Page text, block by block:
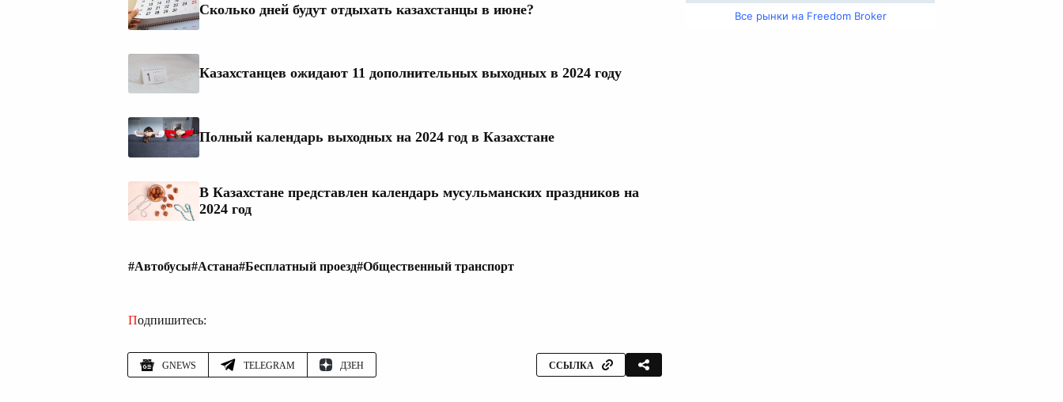
Сколько дней будут отдыхать казахстанцы в июне?
Казахстанцев ожидают 11 дополнительных выходных в 2024 году
Полный календарь выходных на 2024 год в Казахстане
В Казахстане представлен календарь мусульманских праздников на
2024 год
#Автобусы#Астана#Бесплатный проезд#Общественный транспорт
Подпишитесь:
GNEWS TELEGRAM ДЗЕН ССЫЛКА
Все рынки на Freedom Broker